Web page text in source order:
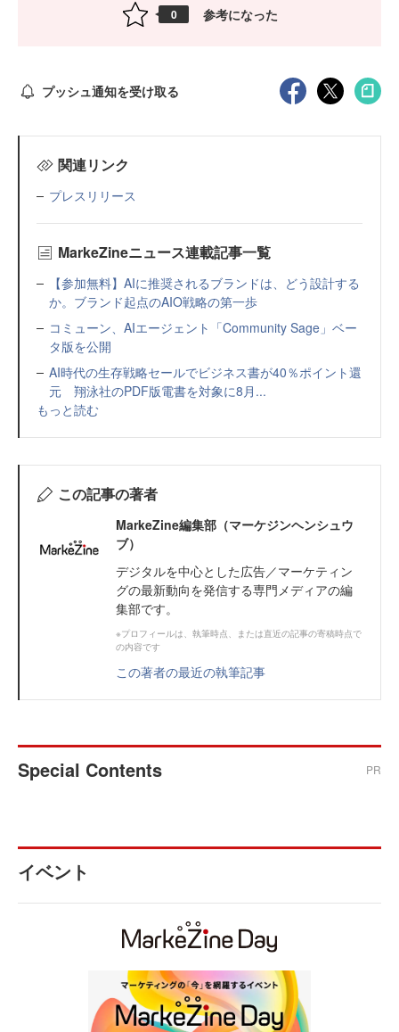
0 参考になった
プッシュ通知を受け取る
関連リンク
プレスリリース
MarkeZineニュース連載記事一覧
【参加無料】AIに推奨されるブランドは、どう設計する
か。ブランド起点のAIO戦略の第一歩
コミューン、AIエージェント「Community Sage」ベー
タ版を公開
AI時代の生存戦略セールでビジネス書が40％ポイント還
元 翔泳社のPDF版電書を対象に8月...
もっと読む
この記事の著者
MarkeZine編集部（マーケジンヘンシュウ
ブ）
デジタルを中心とした広告／マーケティン
グの最新動向を発信する専門メディアの編
集部です。
※プロフィールは、執筆時点、または直近の記事の寄稿時点で
の内容です
この著者の最近の執筆記事
Special Contents PR
イベント